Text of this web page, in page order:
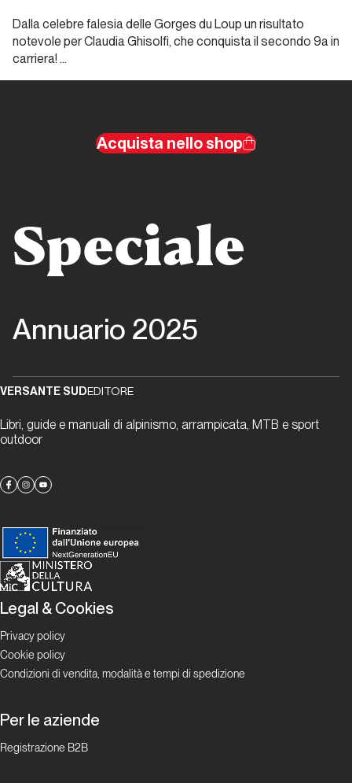
Gennaio
2025.
Alpinismo
e ghiaccio
e ghiaccio
Marzo
Alpinismo
e ghiaccio
Aprile
Alpinismo
e ghiaccio
Report Alpinismo e
Maggio
2025.
e ghiaccio
Report Alpinismo e
ghiaccio
Dalla celebre falesia delle Gorges du Loup un risultato
notevole per Claudia Ghisolfi, che conquista il secondo 9a in
carriera! …
Speciale
Annuario 2025
Acquista nello shop
VERSANTE SUDEDITORE
Libri, guide e manuali di alpinismo, arrampicata, MTB e sport
outdoor
Legal & Cookies
Privacy policy
Cookie policy
Condizioni di vendita, modalità e tempi di spedizione
Per le aziende
Registrazione B2B